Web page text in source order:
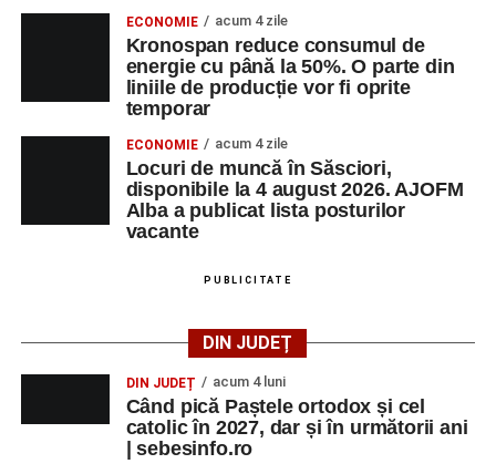
ECONOMIE acum 4 zile
Kronospan reduce consumul de
energie cu până la 50%. O parte din
liniile de producție vor fi oprite
temporar
ECONOMIE acum 4 zile
Locuri de muncă în Săsciori,
disponibile la 4 august 2026. AJOFM
Alba a publicat lista posturilor
vacante
PUBLICITATE
DIN JUDEȚ
DIN JUDEȚ acum 4 luni
Când pică Paștele ortodox și cel
catolic în 2027, dar și în următorii ani
| sebesinfo.ro